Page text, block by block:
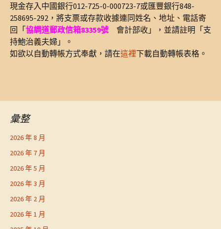
現金存入中國銀行012-725-0-000723-7或匯豐銀行848-
258695-292，將支票或存款收據連同姓名、地址、電話寄
回「協調道郵政信箱83359號 會計部收」，並請註明「支
持鮑治義夫婦」。
如欲以自動轉帳方式奉獻，請在這裡下載自動轉帳表格。
彙整
2026 年 8 月
2026 年 7 月
2026 年 5 月
2026 年 3 月
2026 年 2 月
2026 年 1 月